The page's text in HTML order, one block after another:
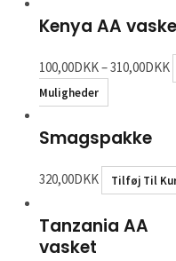
Kenya AA
100,00DKK–310,00DKK
Muligheder
Smagspakke
320,00DKK Tilføj Til
Tanzania AA
vasket